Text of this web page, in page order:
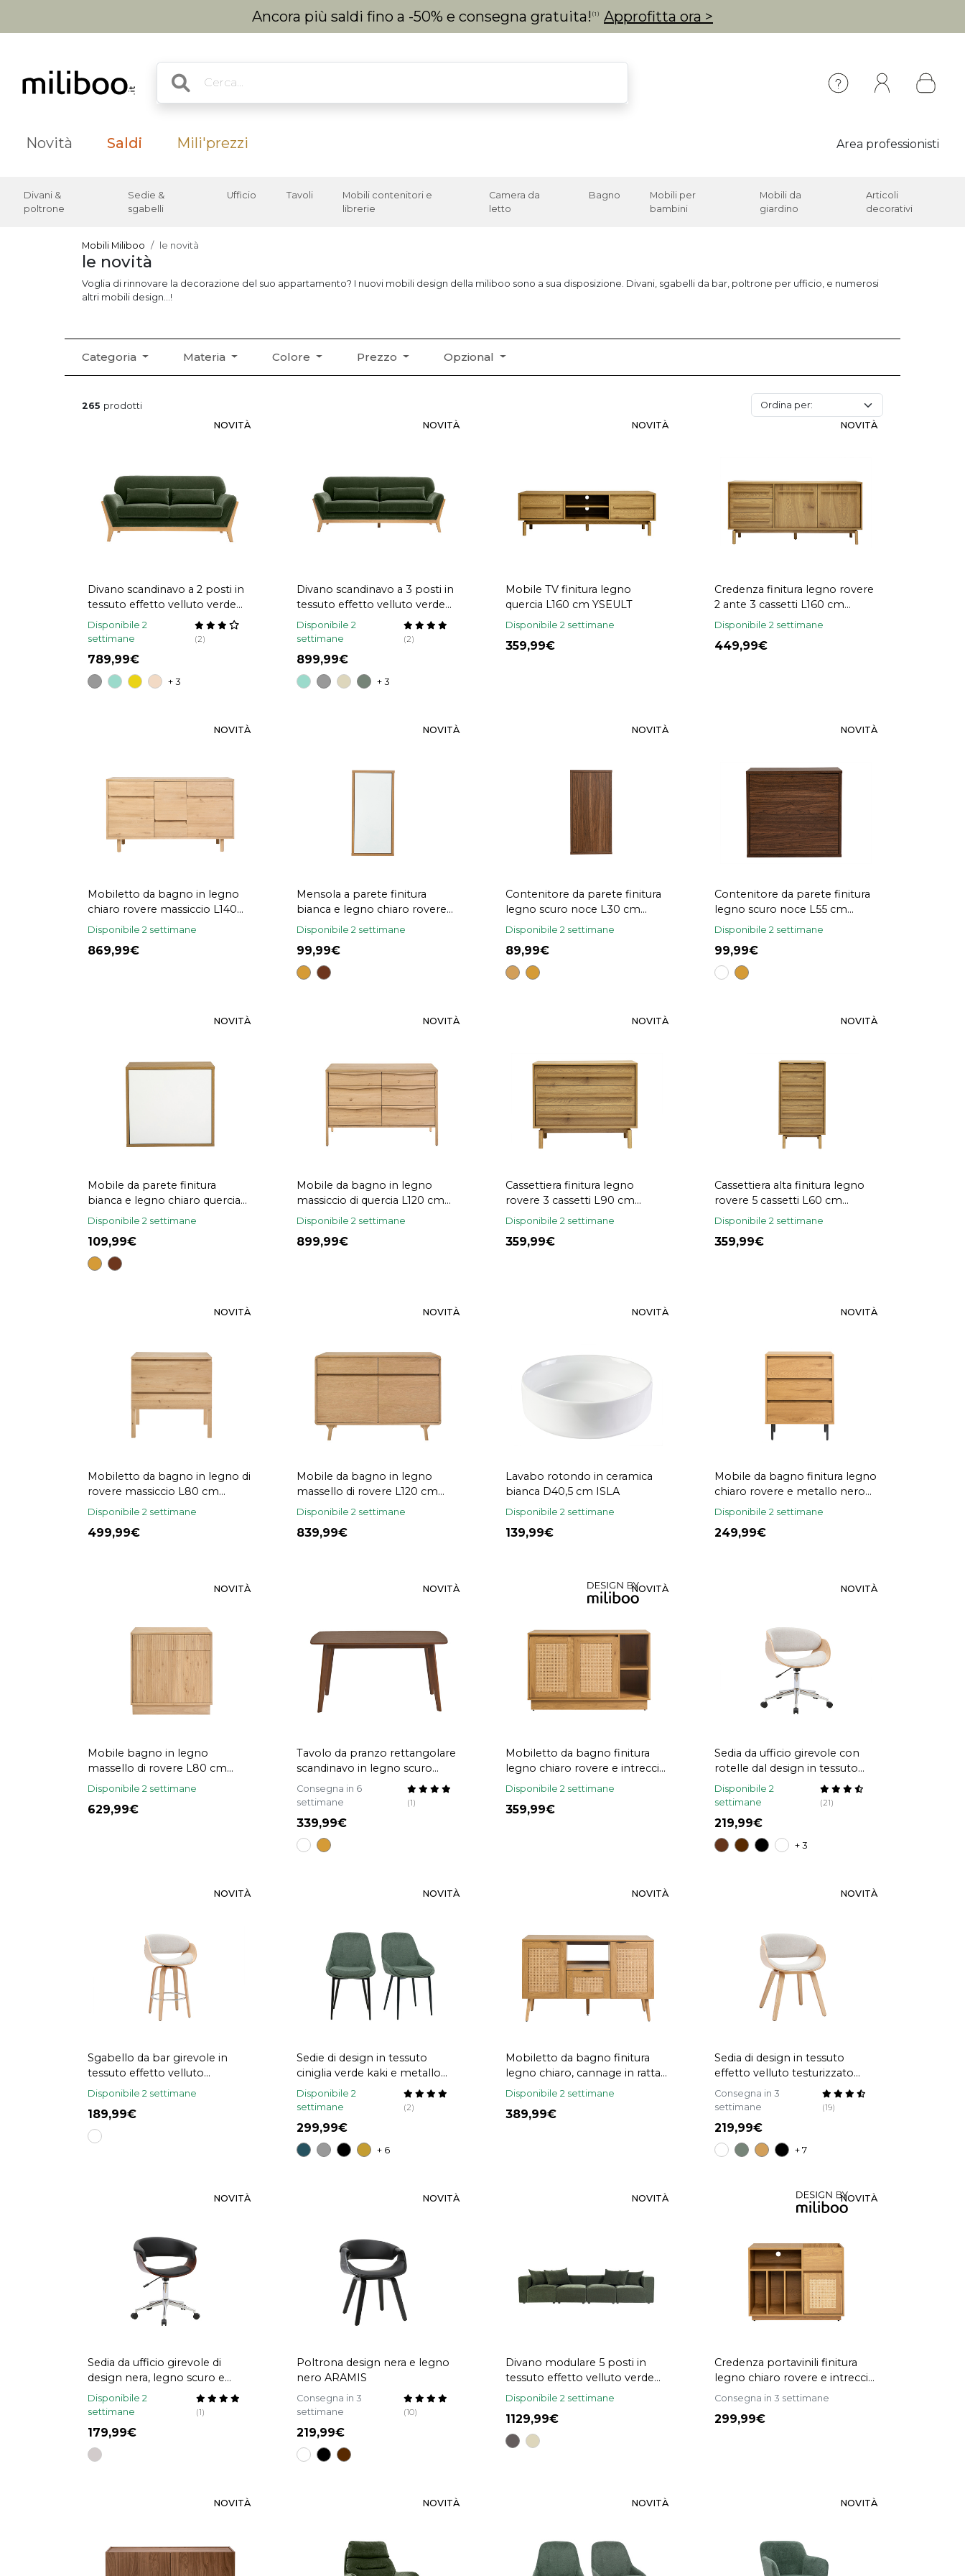
Ancora più saldi fino a -50% e consegna gratuita! (1) Approfitta ora >
Novità Saldi Mili'prezzi Area professionisti
Divani &
poltrone
Sedie &
sgabelli
Ufficio Tavoli
Mobili contenitori e
librerie
Camera da
letto
Bagno
Mobili per
bambini
Mobili da
giardino
Articoli
decorativi
Mobili Miliboo le novità
le novità
Voglia di rinnovare la decorazione del suo appartamento? I nuovi mobili design della miliboo sono a sua disposizione. Divani, sgabelli da bar, poltrone per ufficio, e numerosi
altri mobili design...!
Categoria Materia Colore Prezzo Opzional
265 prodotti
NOVITÀ
Divano scandinavo a 2 posti in
tessuto effetto velluto verde
kaki e legno chiaro YOKO
Disponibile 2
settimane
(2)
789,99
+ 3
NOVITÀ
Divano scandinavo a 3 posti in
tessuto effetto velluto verde
kaki e legno chiaro YOKO
Disponibile 2
settimane
(2)
899,99
+ 3
NOVITÀ
Mobile TV finitura legno
quercia L160 cm YSEULT
Disponibile 2 settimane
359,99
NOVITÀ
Credenza finitura legno rovere
2 ante 3 cassetti L160 cm
YSEULT
Disponibile 2 settimane
449,99
NOVITÀ
Mobiletto da bagno in legno
chiaro rovere massiccio L140
cm SINCLAIR
Disponibile 2 settimane
869,99
NOVITÀ
Mensola a parete finitura
bianca e legno chiaro rovere
L30 cm FLEXO
Disponibile 2 settimane
99,99
NOVITÀ
Contenitore da parete finitura
legno scuro noce L30 cm
FLEXO
Disponibile 2 settimane
89,99
NOVITÀ
Contenitore da parete finitura
legno scuro noce L55 cm
FLEXO
Disponibile 2 settimane
99,99
NOVITÀ
Mobile da parete finitura
bianca e legno chiaro quercia
L55 cm FLEXO
Disponibile 2 settimane
109,99
NOVITÀ
Mobile da bagno in legno
massiccio di quercia L120 cm
MARIN
Disponibile 2 settimane
899,99
NOVITÀ
Cassettiera finitura legno
rovere 3 cassetti L90 cm
YSEULT
Disponibile 2 settimane
359,99
NOVITÀ
Cassettiera alta finitura legno
rovere 5 cassetti L60 cm
YSEULT
Disponibile 2 settimane
359,99
NOVITÀ
Mobiletto da bagno in legno di
rovere massiccio L80 cm
JOSHUA
Disponibile 2 settimane
499,99
NOVITÀ
Mobile da bagno in legno
massello di rovere L120 cm
ESTEBAN
Disponibile 2 settimane
839,99
NOVITÀ
Lavabo rotondo in ceramica
bianca D40,5 cm ISLA
Disponibile 2 settimane
139,99
NOVITÀ
Mobile da bagno finitura legno
chiaro rovere e metallo nero
L60 cm ARAGON
Disponibile 2 settimane
249,99
NOVITÀ
Mobile bagno in legno
massello di rovere L80 cm
ALISTAIR
Disponibile 2 settimane
629,99
NOVITÀ
Tavolo da pranzo rettangolare
scandinavo in legno scuro
noce L150 cm LEENA
Consegna in 6
settimane
(1)
339,99
NOVITÀ
Mobiletto da bagno finitura
legno chiaro rovere e intreccio
in rattan L120 cm ALICANTE
Disponibile 2 settimane
359,99
NOVITÀ
Sedia da ufficio girevole con
rotelle dal design in tessuto
effetto velluto testurizzato
beige, legno chiaro e acciaio
Disponibile 2
settimane
(21)
219,99
+ 3
NOVITÀ
Sgabello da bar girevole in
tessuto effetto velluto
testurizzato beige e legno
chiaro H69 cm BENT
Disponibile 2 settimane
189,99
NOVITÀ
Sedie di design in tessuto
ciniglia verde kaki e metallo
nero (lotto di 2) HOLO
Disponibile 2
settimane
(2)
299,99
+ 6
NOVITÀ
Mobiletto da bagno finitura
legno chiaro, cannage in rattan
e metallo nero L120 cm
MANILLE
Disponibile 2 settimane
389,99
NOVITÀ
Sedia di design in tessuto
effetto velluto testurizzato
beige e legno chiaro BENT
Consegna in 3
settimane
(19)
219,99
+ 7
NOVITÀ
Sedia da ufficio girevole di
design nera, legno scuro e
acciaio cromato OKTAV
Disponibile 2
settimane
(1)
179,99
NOVITÀ
Poltrona design nera e legno
nero ARAMIS
Consegna in 3
settimane
(10)
219,99
NOVITÀ
Divano modulare 5 posti in
tessuto effetto velluto verde
kaki KERRY
Disponibile 2 settimane
1129,99
NOVITÀ
Credenza portavinili finitura
legno chiaro rovere e intreccio
in rattan L95 cm ALICANTE
Consegna in 3 settimane
299,99
NOVITÀ NOVITÀ NOVITÀ NOVITÀ